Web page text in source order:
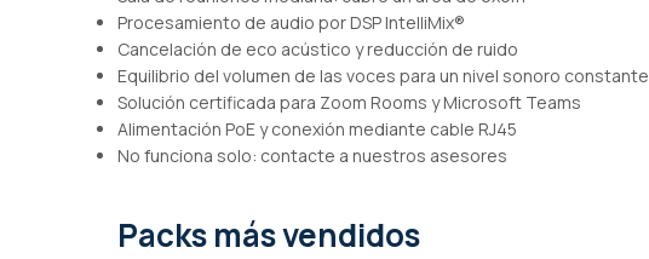
Procesamiento de audio por DSP IntelliMix®
Cancelación de eco acústico y reducción de ruido
Equilibrio del volumen de las voces para un nivel sonoro constante
Solución certificada para Zoom Rooms y Microsoft Teams
Alimentación PoE y conexión mediante cable RJ45
No funciona solo: contacte a nuestros asesores
Packs más vendidos